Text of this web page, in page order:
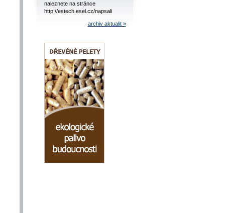
naleznete na stránce
http://estech.esel.cz/napsali
archiv aktualit »